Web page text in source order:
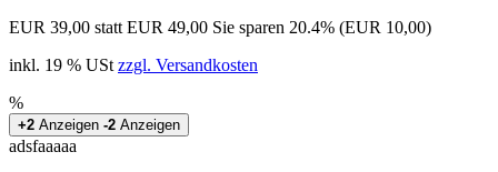
EUR 39,00 statt EUR 49,00 Sie sparen 20.4% (EUR 10,00)
inkl. 19 % USt zzgl. Versandkosten
%
+2 Anzeigen -2 Anzeigen
adsfaaaaa